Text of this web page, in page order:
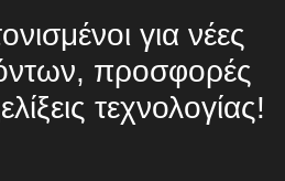
για νέες
προσφορές
τεχνολογίας!